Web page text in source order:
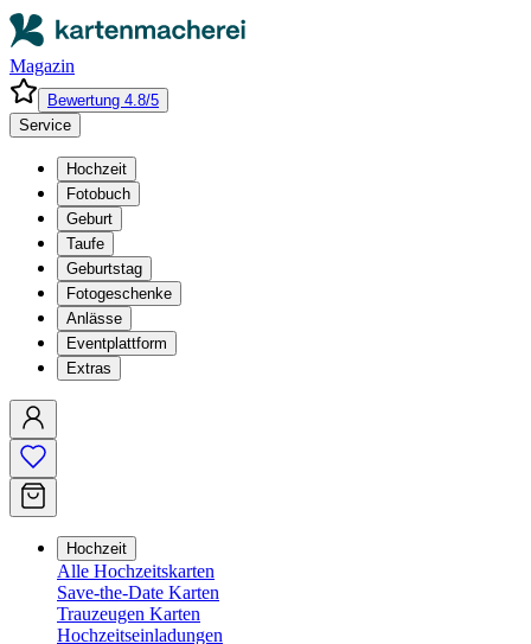
Magazin
Bewertung 4.8/5
Service
Hochzeit
Fotobuch
Geburt
Taufe
Geburtstag
Fotogeschenke
Anlässe
Eventplattform
Extras
Hochzeit
Alle Hochzeitskarten
Save-the-Date Karten
Trauzeugen Karten
Hochzeitseinladungen